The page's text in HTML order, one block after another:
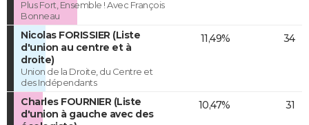
Plus Fort, Ensemble ! Avec François
Bonneau
Nicolas FORISSIER (Liste
d'union au centre et à
droite)
Union de la Droite, du Centre et
des Indépendants
11,49% 34
Charles FOURNIER (Liste
d'union à gauche avec des
10,47% 31